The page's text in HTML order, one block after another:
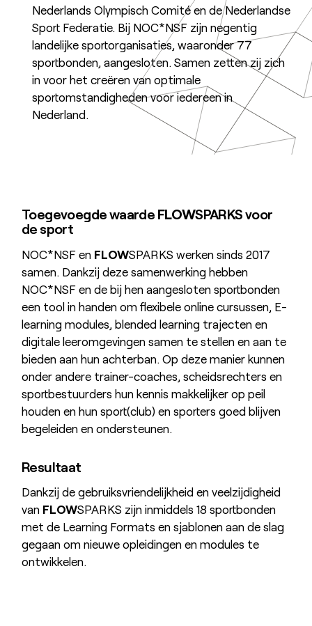
Nederlands Olympisch Comité en de Nederlandse
Sport Federatie. Bij NOC*NSF zijn negentig
landelijke sportorganisaties, waaronder 77
sportbonden, aangesloten. Samen zetten zij zich
in voor het creëren van optimale
sportomstandigheden voor iedereen in
Nederland.
Toegevoegde waarde FLOWSPARKS voor
de sport
NOC*NSF en FLOWSPARKS werken sinds 2017
samen. Dankzij deze samenwerking hebben
NOC*NSF en de bij hen aangesloten sportbonden
een tool in handen om flexibele online cursussen, E-
learning modules, blended learning trajecten en
digitale leeromgevingen samen te stellen en aan te
bieden aan hun achterban. Op deze manier kunnen
onder andere trainer-coaches, scheidsrechters en
sportbestuurders hun kennis makkelijker op peil
houden en hun sport(club) en sporters goed blijven
begeleiden en ondersteunen.
Resultaat
Dankzij de gebruiksvriendelijkheid en veelzijdigheid
van FLOWSPARKS zijn inmiddels 18 sportbonden
met de Learning Formats en sjablonen aan de slag
gegaan om nieuwe opleidingen en modules te
ontwikkelen.